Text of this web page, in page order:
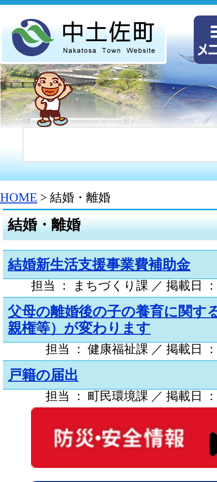
HOME > 結婚・離婚
結婚・離婚
結婚新生活支援事業費補助金
担当 ： まちづくり課 ／ 掲載日
父母の離婚後の子の養育に関す
親権等）が変わります
担当 ： 健康福祉課 ／ 掲載日
戸籍の届出
担当 ： 町民環境課 ／ 掲載日